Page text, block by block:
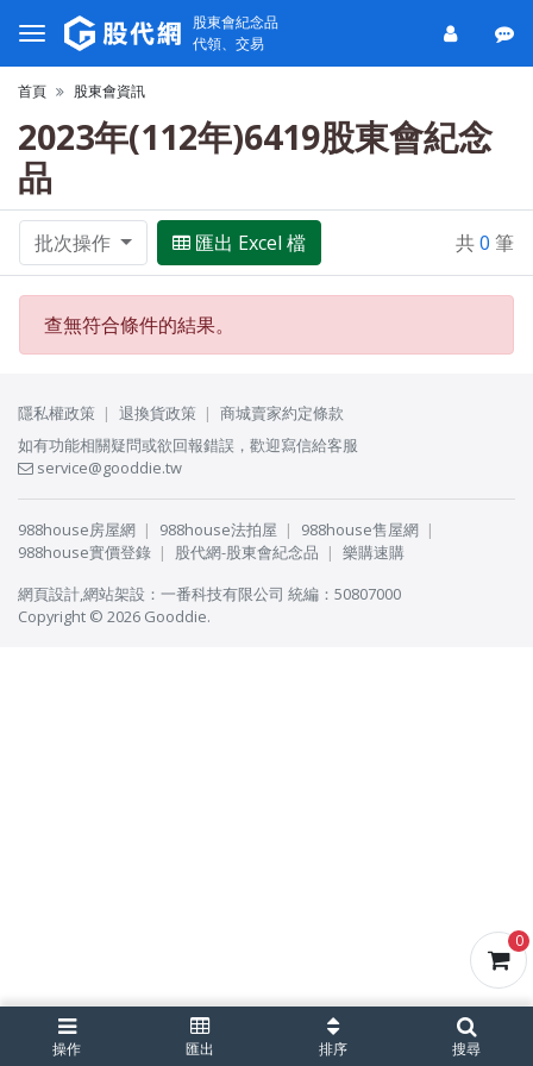
0
股東會紀念品
代領、交易
首頁 股東會資訊
2023年(112年)6419股東會紀念
品
批次操作 匯出 Excel 檔 共0 筆
查無符合條件的結果。
操作 匯出 排序 搜尋
隱私權政策 退換貨政策
商城賣家約定條款
如有功能相關疑問或欲回報錯誤，歡迎寫信給客服
service@gooddie.tw
988house房屋網 988house法拍屋
988house售屋網
988house實價登錄
股代網-股東會紀念品
樂購速購
網頁設計,網站架設 ： 一番科技有限公司 統編：50807000
Copyright © 2026 Gooddie.